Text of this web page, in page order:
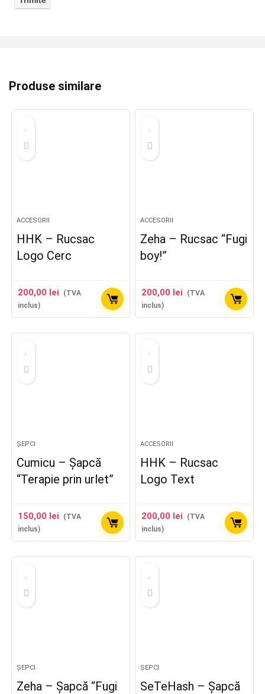
Produse similare
ACCESORII
HHK – Rucsac
Logo Cerc
200,00 lei
(TVA
inclus)
ACCESORII
Zeha – Rucsac “Fugi
boy!”
200,00 lei
(TVA
inclus)
ȘEPCI
Cumicu – Șapcă
“Terapie prin urlet”
150,00 lei
(TVA
inclus)
ACCESORII
HHK – Rucsac
Logo Text
200,00 lei
(TVA
inclus)
ȘEPCI
Zeha – Șapcă “Fugi
ȘEPCI
SeTeHash – Șapcă